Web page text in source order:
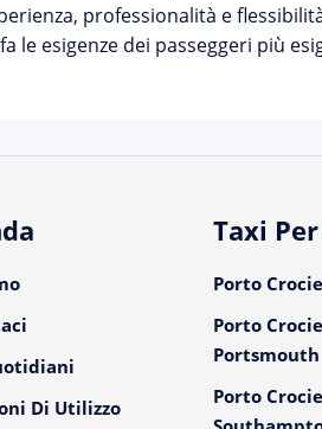
professionalità e
le esigenze dei passeggeri più
Di Utilizzo
Taxi
Porto
Porto
Portsmouth
Porto